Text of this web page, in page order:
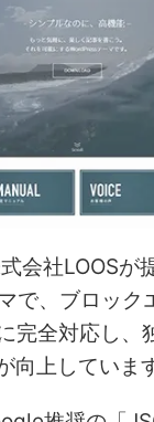
式会社LOOSが
で、ブロック
完全対応し、
向上していま